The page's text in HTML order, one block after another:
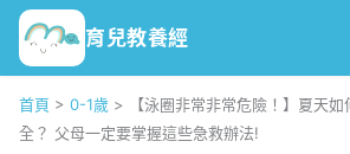
育兒教養經
首頁 > 0-1歲 >
【泳圈非常非常危險！】夏天
全？ 父母一定要掌握這些急救辦法!